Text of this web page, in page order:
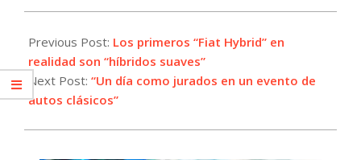
10-
25
Previous Post: Los primeros “Fiat Hybrid” en
realidad son “híbridos suaves”
Next Post: “Un día como jurados en un evento de
autos clásicos”